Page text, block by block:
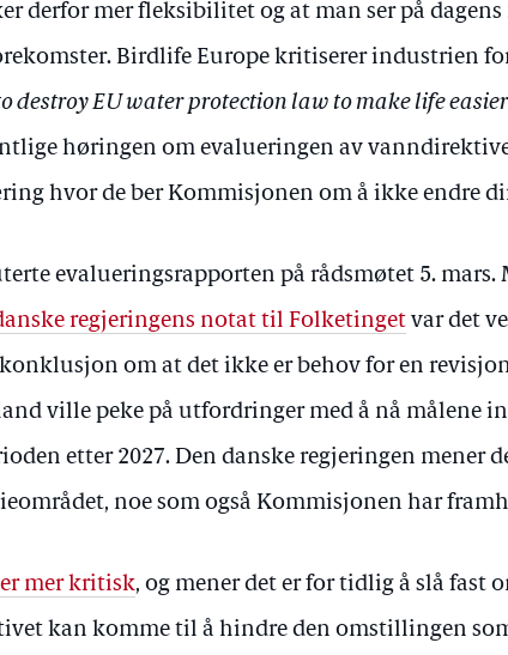
derfor mer fleksibilitet og at man ser på dagens
Birdlife Europe kritiserer industrien
destroy EU water protection law to make life
høringen om evalueringen av
hvor de ber Kommisjonen om å ikke endre
evalueringsrapporten på rådsmøtet 5. mars.
regjeringens notat til Folketinget var det
om at det ikke er behov for en
ville peke på utfordringer med å nå målene
etter 2027. Den danske regjeringen mener
noe som også Kommisjonen har
mer kritisk, og mener det er for tidlig å slå fast
kan komme til å hindre den omstillingen